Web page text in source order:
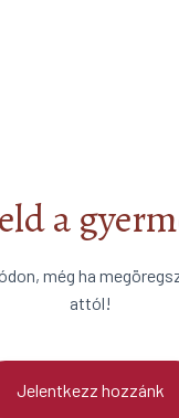
a
még ha
attól!
Jelentkezz hozzánk